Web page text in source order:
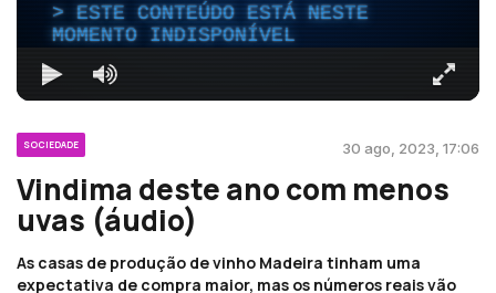
ESTE CONTEÚDO ESTÁ NESTE
MOMENTO INDISPONÍVEL
SOCIEDADE 30 ago, 2023, 17:06
Vindima deste ano com menos
uvas (áudio)
As casas de produção de vinho Madeira tinham uma
expectativa de compra maior, mas os números reais vão